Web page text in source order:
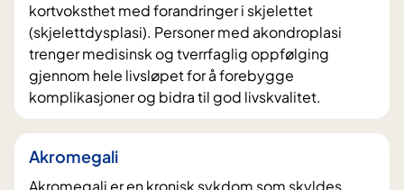
kortvoksthet med forandringer i skjelettet
(skjelettdysplasi). Personer med akondroplasi
trenger medisinsk og tverrfaglig oppfølging
gjennom hele livsløpet for å forebygge
komplikasjoner og bidra til god livskvalitet.
Akromegali
Akromegali er en kronisk sykdom som skyldes